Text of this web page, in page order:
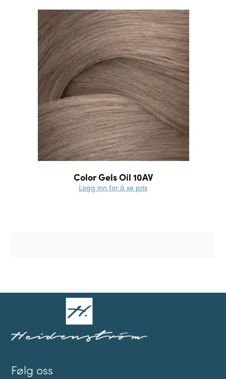
Color Gels Oil 10AV
Logg inn for å se pris
Følg oss